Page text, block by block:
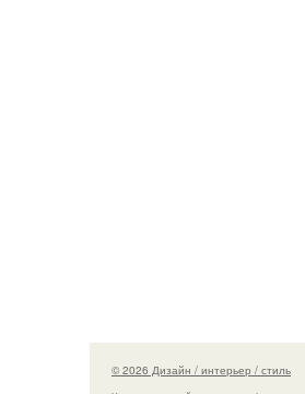
© 2026 Дизайн / интерьер / стиль